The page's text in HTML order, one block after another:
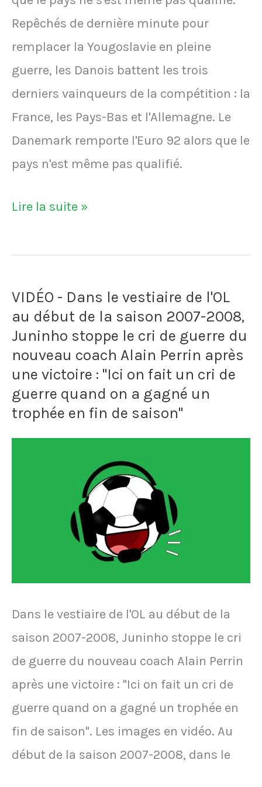
Repêchés de dernière minute pour
remplacer la Yougoslavie en pleine
guerre, les Danois battent les trois
derniers vainqueurs de la compétition : la
France, les Pays-Bas et l'Allemagne. Le
Danemark remporte l'Euro 92 alors que le
pays n'est même pas qualifié.
Le
remporte
92
alors
le
pays
ne
s'était
Lire la suite »
VIDÉO - Dans le vestiaire de l'OL
au début de la saison 2007-2008,
Juninho stoppe le cri de guerre du
nouveau coach Alain Perrin après
une victoire : "Ici on fait un cri de
guerre quand on a gagné un
trophée en fin de saison"
Dans le vestiaire de l'OL au début de la
saison 2007-2008, Juninho stoppe le cri
de guerre du nouveau coach Alain Perrin
après une victoire : "Ici on fait un cri de
guerre quand on a gagné un trophée en
fin de saison". Les images en vidéo. Au
début de la saison 2007-2008, dans le